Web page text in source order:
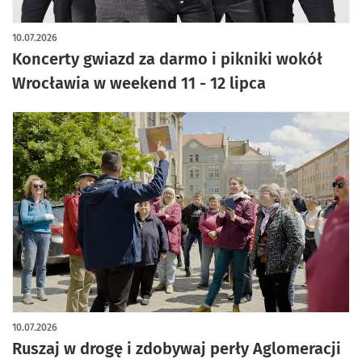
Koncerty gwiazd za darmo i pikniki wokół
Wrocławia w weekend 11 - 12 lipca
10.07.2026
artykuł z galerią zdjęć
Ruszaj w drogę i zdobywaj perły Aglomeracji
10.07.2026